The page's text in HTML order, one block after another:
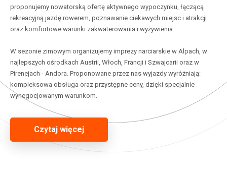
proponujemy nowatorską ofertę aktywnego wypoczynku, łączącą
rekreacyjną jazdę rowerem, poznawanie ciekawych miejsc i atrakcji
oraz komfortowe warunki zakwaterowania i wyżywienia.
W sezonie zimowym organizujemy imprezy narciarskie w Alpach, w
najlepszych ośrodkach Austrii, Włoch, Francji i Szwajcarii oraz w
Pirenejach - Andora. Proponowane przez nas wyjazdy wyróżniają:
kompleksowa obsługa oraz przystępne ceny, dzięki specjalnie
wynegocjowanym warunkom.
Czytaj więcej